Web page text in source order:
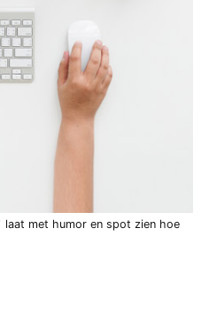
laat met humor en spot zien hoe